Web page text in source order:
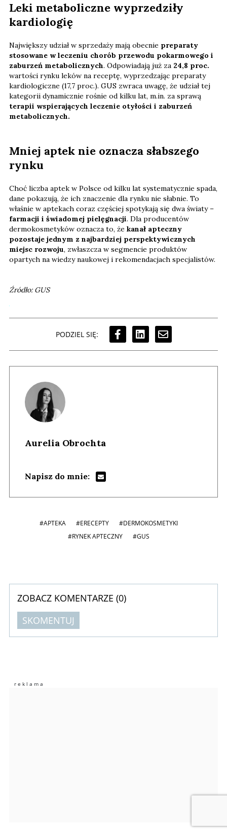
Leki metaboliczne wyprzedziły
kardiologię
Największy udział w sprzedaży mają obecnie preparaty
stosowane w leczeniu chorób przewodu pokarmowego i
zaburzeń metabolicznych. Odpowiadają już za 24,8 proc.
wartości rynku leków na receptę, wyprzedzając preparaty
kardiologiczne (17,7 proc.). GUS zwraca uwagę, że udział tej
kategorii dynamicznie rośnie od kilku lat, m.in. za sprawą
terapii wspierających leczenie otyłości i zaburzeń
metabolicznych.
Mniej aptek nie oznacza słabszego
rynku
Choć liczba aptek w Polsce od kilku lat systematycznie spada,
dane pokazują, że ich znaczenie dla rynku nie słabnie. To
właśnie w aptekach coraz częściej spotykają się dwa światy –
farmacji i świadomej pielęgnacji. Dla producentów
dermokosmetyków oznacza to, że kanał apteczny
pozostaje jednym z najbardziej perspektywicznych
miejsc rozwoju, zwłaszcza w segmencie produktów
opartych na wiedzy naukowej i rekomendacjach specjalistów.
Źródło: GUS
PODZIEL SIĘ:
Aurelia Obrochta
Napisz do mnie:
#APTEKA #ERECEPTY
#DERMOKOSMETYKI
#RYNEK APTECZNY
#GUS
ZOBACZ KOMENTARZE (0)
SKOMENTUJ
Imię (Wymagane)